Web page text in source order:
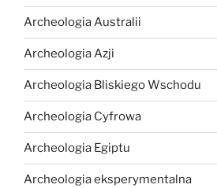
Archeologia Australii
Archeologia Azji
Archeologia Bliskiego Wschodu
Archeologia Cyfrowa
Archeologia Egiptu
Archeologia eksperymentalna